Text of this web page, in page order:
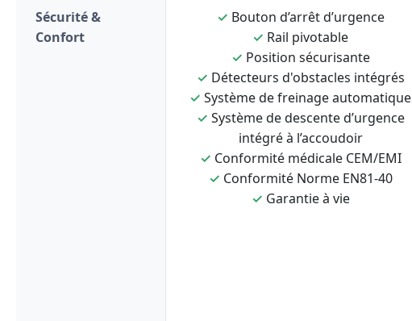
Sécurité &
Confort
✓ Bouton d’arrêt d’urgence
✓ Rail pivotable
✓ Position sécurisante
✓ Détecteurs d'obstacles intégrés
✓ Système de freinage automatique
✓ Système de descente d’urgence
intégré à l’accoudoir
✓ Conformité médicale CEM/EMI
✓ Conformité Norme EN81-40
✓ Garantie à vie